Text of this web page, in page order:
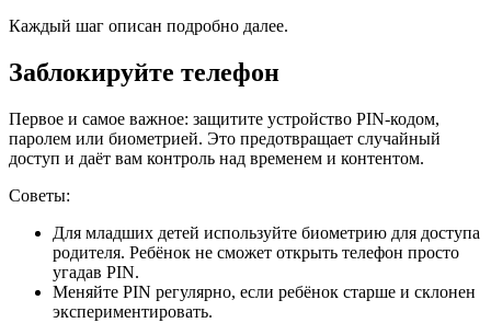
Каждый шаг описан подробно далее.
Заблокируйте телефон
Первое и самое важное: защитите устройство PIN‑кодом,
паролем или биометрией. Это предотвращает случайный
доступ и даёт вам контроль над временем и контентом.
Советы:
Для младших детей используйте биометрию для доступа
родителя. Ребёнок не сможет открыть телефон просто
угадав PIN.
Меняйте PIN регулярно, если ребёнок старше и склонен
экспериментировать.